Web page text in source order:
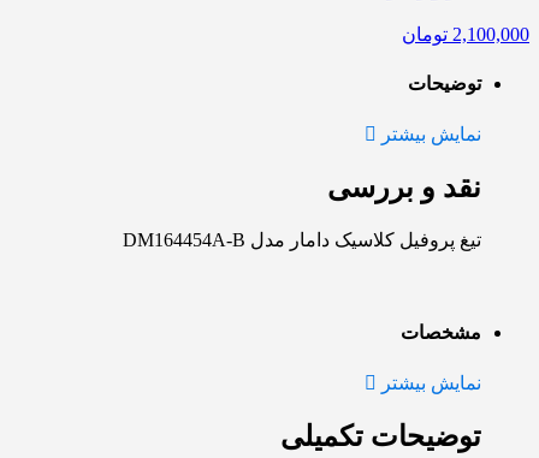
2,100,000 تومان
توضیحات
نمایش بیشتر
نقد و بررسی
تیغ پروفیل کلاسیک دامار مدل DM164454A-B
مشخصات
نمایش بیشتر
توضیحات تکمیلی